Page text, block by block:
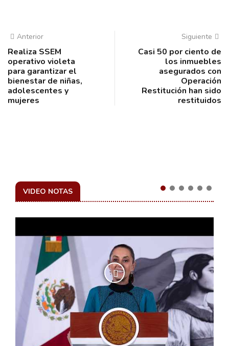
Anterior
Realiza SSEM
operativo violeta
para garantizar el
bienestar de niñas,
adolescentes y
mujeres
Siguiente
Casi 50 por ciento de
los inmuebles
asegurados con
Operación
Restitución han sido
restituidos
VIDEO NOTAS